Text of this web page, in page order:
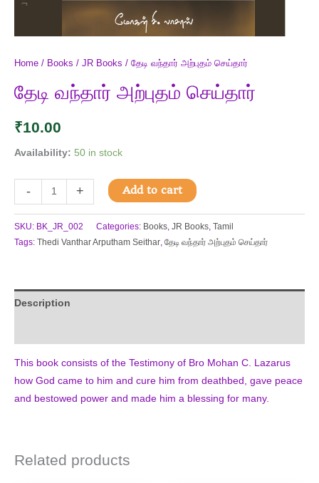
Home / Books / JR Books / தேடி வந்தார் அற்புதம் செய்தார்
தேடி வந்தார் அற்புதம் செய்தார்
₹10.00
Availability: 50 in stock
- + Add to cart
SKU: BK_JR_002 Categories: Books, JR Books, Tamil
Tags: Thedi Vanthar Arputham Seithar, தேடி வந்தார் அற்புதம் செய்தார்
Description
This book consists of the Testimony of Bro Mohan C. Lazarus
how God came to him and cure him from deathbed, gave peace
and bestowed power and made him a blessing for many.
Related products